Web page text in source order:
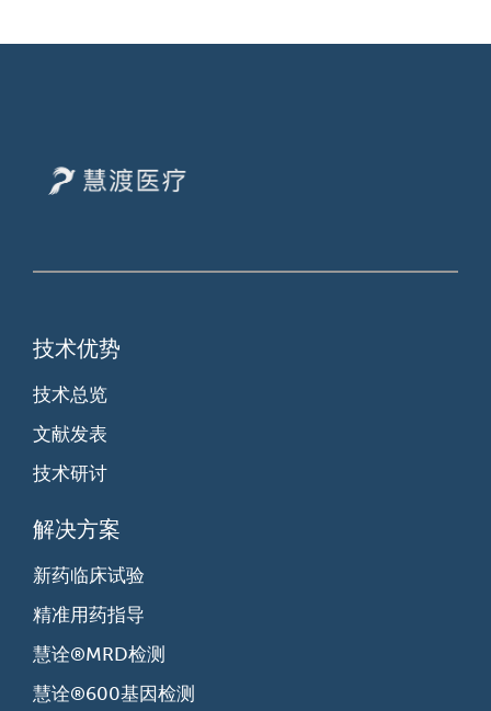
技术优势
技术总览
文献发表
技术研讨
解决方案
新药临床试验
精准用药指导
慧诠®MRD检测
慧诠®600基因检测